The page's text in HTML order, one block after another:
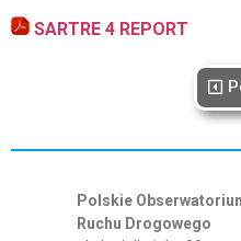
SARTRE 4 REPORT
Polskie
Ruchu Drogowego